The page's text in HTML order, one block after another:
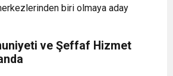
biri olmaya aday
ve Şeffaf Hizmet